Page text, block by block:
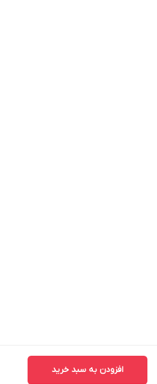
افزودن به سبد خرید